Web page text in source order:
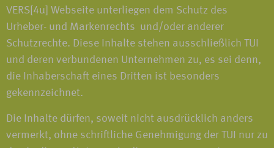
VERS[4u] Webseite unterliegen dem Schutz des
Urheber- und Markenrechts und/oder anderer
Schutzrechte. Diese Inhalte stehen ausschließlich TUI
und deren verbundenen Unternehmen zu, es sei denn,
die Inhaberschaft eines Dritten ist besonders
gekennzeichnet.
Die Inhalte dürfen, soweit nicht ausdrücklich anders
vermerkt, ohne schriftliche Genehmigung der TUI nur zu